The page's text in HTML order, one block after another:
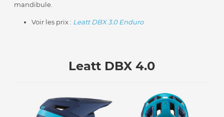
mandibule.
Voir les prix : Leatt DBX 3.0 Enduro
Leatt DBX 4.0